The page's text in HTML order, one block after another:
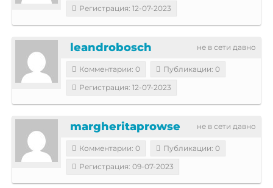
Регистрация: 12-07-2023
не в сети давно
leandrobosch
Комментарии: 0
Публикации: 0
Регистрация: 12-07-2023
не в сети давно
margheritaprowse
Комментарии: 0
Публикации: 0
Регистрация: 09-07-2023